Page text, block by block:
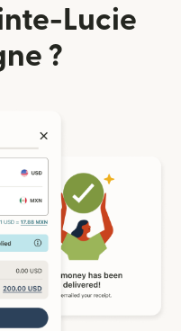
Lucie
?